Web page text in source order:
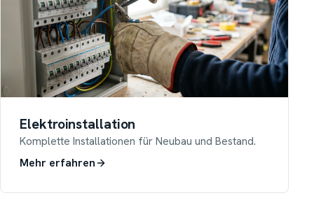
Elektroinstallation
Komplette Installationen für Neubau und Bestand.
Mehr erfahren